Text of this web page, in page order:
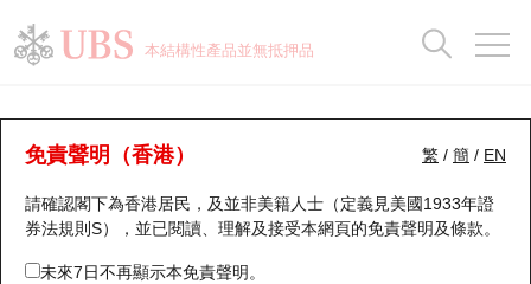
本結構性產品並無抵押品
繁 / 簡 / EN
免責聲明（香港）
請確認閣下為香港居民，及並非美籍人士（定義見美國1933年證
券法規則S），並已閱讀、理解及接受本網頁的免責聲明及條款。
未來7日不再顯示本免責聲明。
牛熊證分析儀
表現 街貨統計 比較
瑞銀認股證一覽
新發行瑞銀認股證
即將到期認股證
街貨統計
比較
牛熊全景快搜
牛熊證搜尋
牛熊證街貨分佈圖
街貨統計
比較
十大升幅/跌幅
十大認股證成交分佈
十天股證佔大市成交
正股分析儀
二十大活躍股份
恒指成份股
持股比重
顯示所有持股比重
每月輪證大市專題
輪證專欄
講座及教育短片